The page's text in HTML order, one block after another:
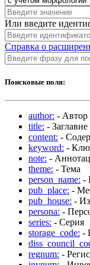
Или введите
Справка о
Поисковые поля:
author: - Автор
title: - Заглавие
content: -
keyword: -
note: -
theme: - Тема
person_name: -
pub_place: -
pub_house: -
persona: -
series: - Серия
storage_code: -
regnum: -